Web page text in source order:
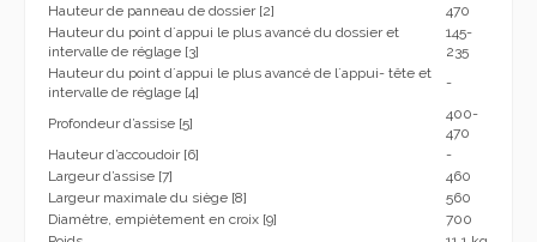
Hauteur de panneau de dossier [2]
470
Hauteur du point d´appui le plus avancé du dossier et
intervalle de réglage [3]
145-
235
Hauteur du point d´appui le plus avancé de l´appui- tête et
intervalle de réglage [4]
-
Profondeur d’assise [5]
400-
470
Hauteur d’accoudoir [6]
-
Largeur d’assise [7]
460
Largeur maximale du siège [8]
560
Diamètre, empiètement en croix [9]
700